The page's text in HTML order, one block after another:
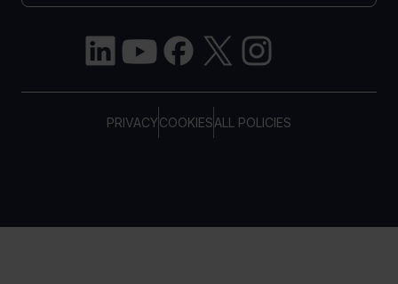
PRIVACYCOOKIESALL POLICIES